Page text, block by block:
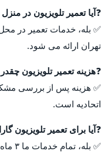
❓آیا تعمیر تلویزیون در
✅ بله، خدمات تعمیر در
تهران ارائه می شود.
❓هزینه تعمیر تلویزیون
✅ هزینه پس از بررسی
اتحادیه است.
❓آیا برای تعمیر تلویزیون
✅ بله، تمام خدمات ما ۳ ماه گارانتی دارد.